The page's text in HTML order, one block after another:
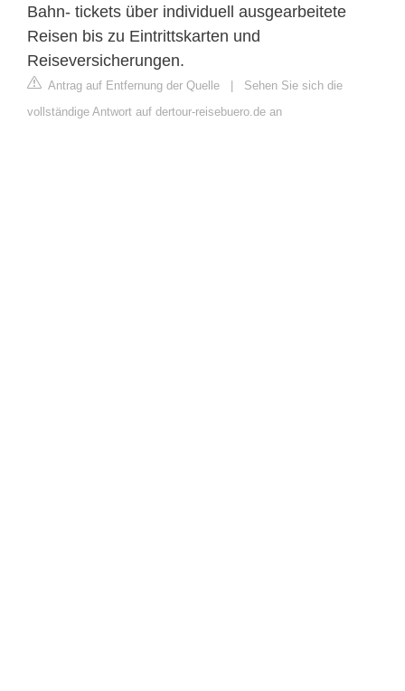
Bahn- tickets über individuell ausgearbeitete
Reisen bis zu Eintrittskarten und
Reiseversicherungen.
Antrag auf Entfernung der Quelle | Sehen Sie sich die
vollständige Antwort auf dertour-reisebuero.de an